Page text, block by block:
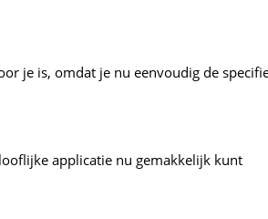
je is, omdat je nu eenvoudig de
applicatie nu gemakkelijk kunt